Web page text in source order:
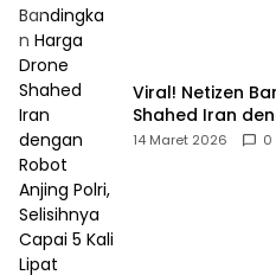
Viral! Netizen
Shahed Iran
Selisihnya Capai
14 Maret 2026 0